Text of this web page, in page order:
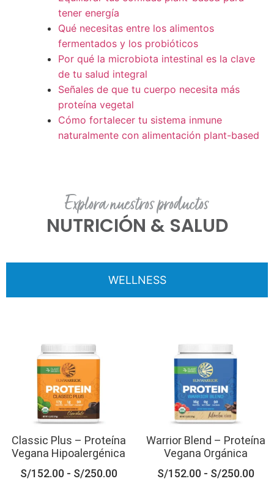
tener energía
Qué necesitas entre los alimentos
fermentados y los probióticos
Por qué la microbiota intestinal es la clave
de tu salud integral
Señales de que tu cuerpo necesita más
proteína vegetal
Cómo fortalecer tu sistema inmune
naturalmente con alimentación plant-based
Explora nuestros productos
NUTRICIÓN & SALUD
WELLNESS
Classic Plus – Proteína
Vegana Hipoalergénica
S/152.00 - S/250.00
Warrior Blend – Proteína
Vegana Orgánica
S/152.00 - S/250.00